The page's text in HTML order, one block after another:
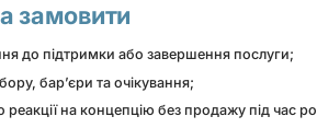
замовити
до підтримки або завершення послуги;
бар’єри та очікування;
реакції на концепцію без продажу під час